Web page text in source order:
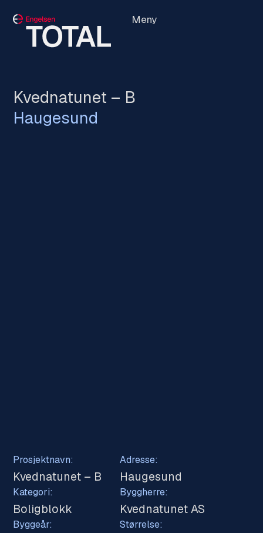
Meny
Kvednatunet – B
Haugesund
Prosjektnavn:
Kvednatunet – B
Adresse:
Haugesund
Kategori:
Boligblokk
Byggherre:
Kvednatunet AS
Byggeår: Størrelse: